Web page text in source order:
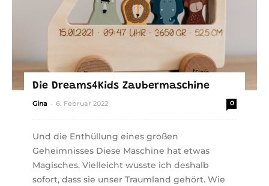
Die Dreams4Kids Zaubermaschine
Gina - 6. Februar 2022 0
Und die Enthüllung eines großen
Geheimnisses Diese Maschine hat etwas
Magisches. Vielleicht wusste ich deshalb
sofort, dass sie unser Traumland gehört. Wie